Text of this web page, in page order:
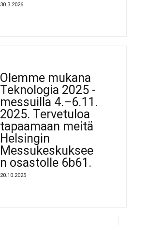
30.3.2026
Olemme mukana
Teknologia 2025 -
messuilla 4.–6.11.
2025. Tervetuloa
tapaamaan meitä
Helsingin
Messukeskuksee
n osastolle 6b61.
20.10.2025